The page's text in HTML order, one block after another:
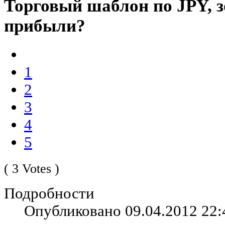
Торговый шаблон по JPY,
прибыли?
1
2
3
4
5
( 3 Votes )
Подробности
Опубликовано 09.04.2012